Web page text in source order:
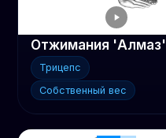
Отжимания 'Алмаз'
Трицепс
Собственный вес